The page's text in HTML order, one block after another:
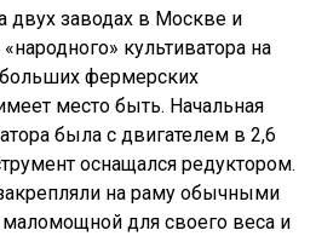
двух заводах в Москве и
культиватора на
фермерских
место быть. Начальная
была с двигателем в 2,6
оснащался редуктором.
на раму обычными
для своего веса и